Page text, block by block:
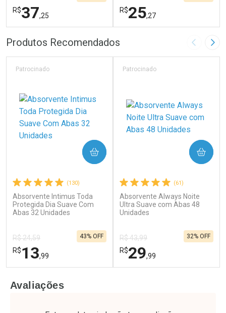
R$37,25
FECHAR
Laboratório
Ativar Desconto
Por R$ 37,25/cada
FECHAR
Por Menos
Comprar sem Desconto
R$25,27
Laboratório
Ativar Desconto
Por R$ 25,27/cada
Por Menos
Comprar sem Desconto
Produtos Recomendados Imagem
(130)
Absorvente Intimus Toda
Protegida Dia Suave Com
Abas 32 Unidades
Patrocinado
R$ 24,59
R$13,99
43% OFF
COMPRAR
Laboratório
Por Menos
(61)
Absorvente Always Noite
Ultra Suave com Abas 48
Unidades
Patrocinado
R$ 43,99
R$29,99
32% OFF
COMPRAR
Laboratório
Por Menos
Avaliações